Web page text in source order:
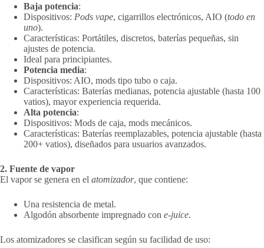
Baja potencia:
Dispositivos: Pods vape, cigarrillos electrónicos, AIO (todo en
uno).
Características: Portátiles, discretos, baterías pequeñas, sin
ajustes de potencia.
Ideal para principiantes.
Potencia media:
Dispositivos: AIO, mods tipo tubo o caja.
Características: Baterías medianas, potencia ajustable (hasta 100
vatios), mayor experiencia requerida.
Alta potencia:
Dispositivos: Mods de caja, mods mecánicos.
Características: Baterías reemplazables, potencia ajustable (hasta
200+ vatios), diseñados para usuarios avanzados.
2. Fuente de vapor
El vapor se genera en el atomizador, que contiene:
Una resistencia de metal.
Algodón absorbente impregnado con e-juice.
Los atomizadores se clasifican según su facilidad de uso: